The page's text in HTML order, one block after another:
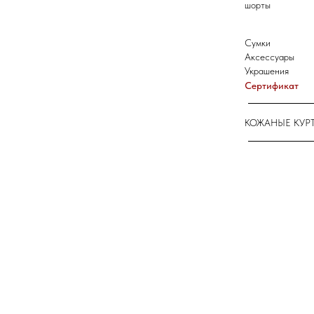
Сумки
Аксессуары
Сертификат
Украшения
шорты
КОЖАНЫЕ